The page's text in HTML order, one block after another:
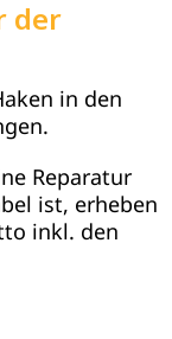
der
in den
Reparatur
ist, erheben
inkl. den